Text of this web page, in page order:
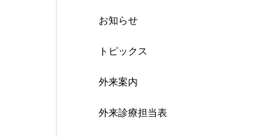
お知らせ
トピックス
外来案内
外来診療担当表